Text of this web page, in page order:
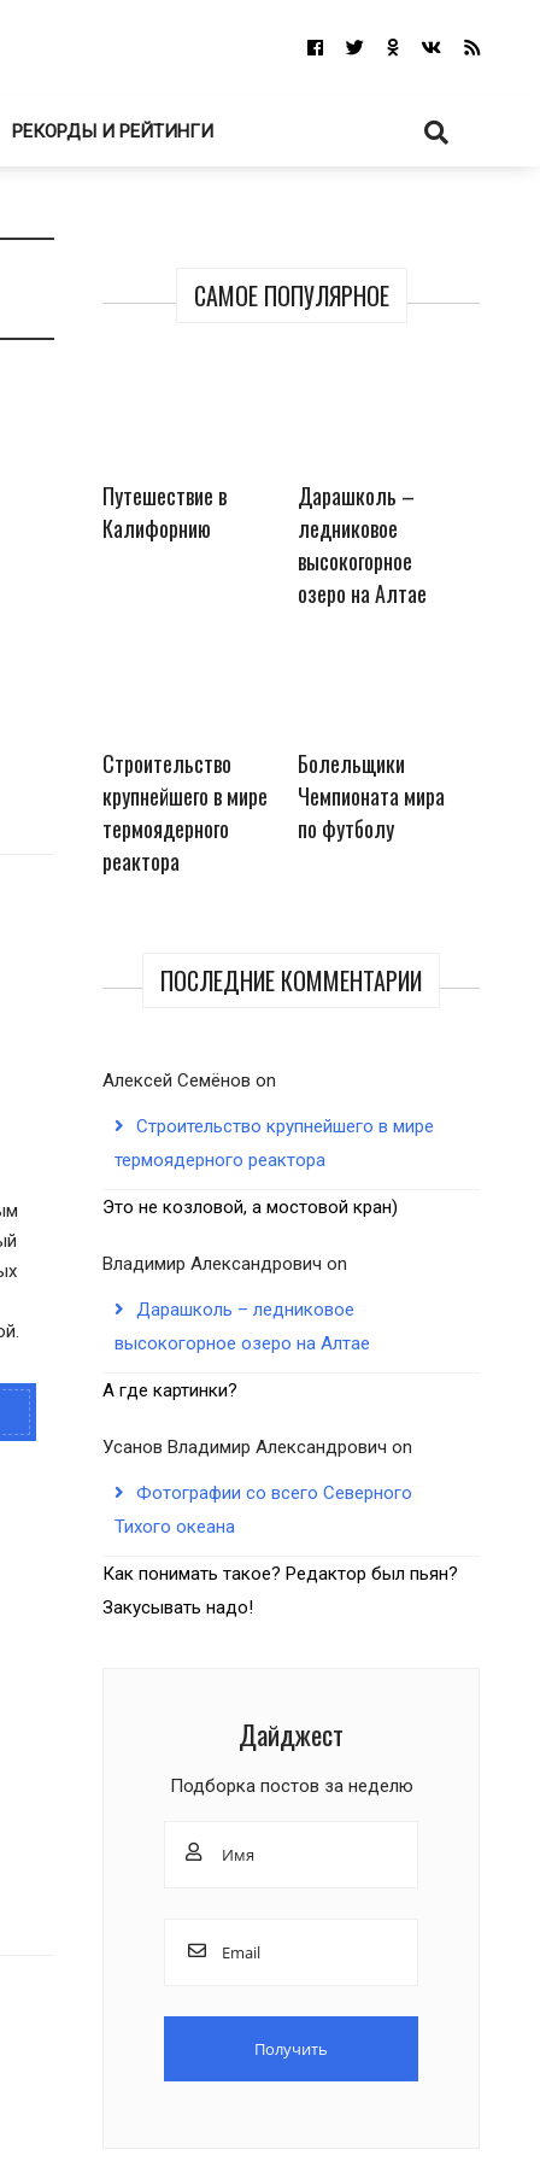
РЕКОРДЫ И РЕЙТИНГИ
САМОЕ ПОПУЛЯРНОЕ
Путешествие в
Калифорнию
Дарашколь –
ледниковое
высокогорное
озеро на Алтае
Строительство
крупнейшего в мире
термоядерного
реактора
Болельщики
Чемпионата мира
по футболу
ПОСЛЕДНИЕ КОММЕНТАРИИ
Алексей Семёнов on
Строительство крупнейшего в мире
термоядерного реактора
Это не козловой, а мостовой кран)
Владимир Александрович on
Дарашколь – ледниковое
высокогорное озеро на Алтае
А где картинки?
Усанов Владимир Александрович on
Фотографии со всего Северного
Тихого океана
Как понимать такое? Редактор был пьян?
Закусывать надо!
Дайджест
Подборка постов за неделю